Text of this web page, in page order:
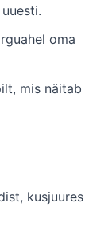
oma
mis näitab
kusjuures